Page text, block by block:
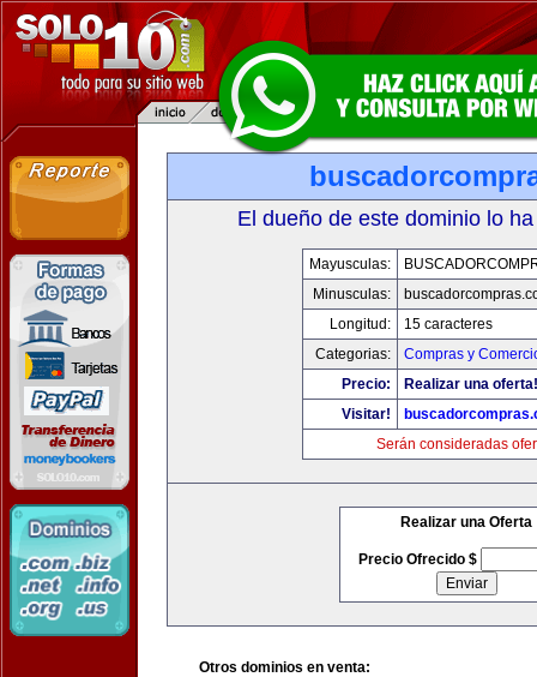
El dueño de este dominio lo
Mayusculas:
Minusculas:
Longitud:
15 caracteres
Categorias:
Compras y
Precio:
Realizar una oferta!
Visitar!
Serán consideradas
Realizar una Oferta
Precio Ofrecido $
Otros dominios en venta: